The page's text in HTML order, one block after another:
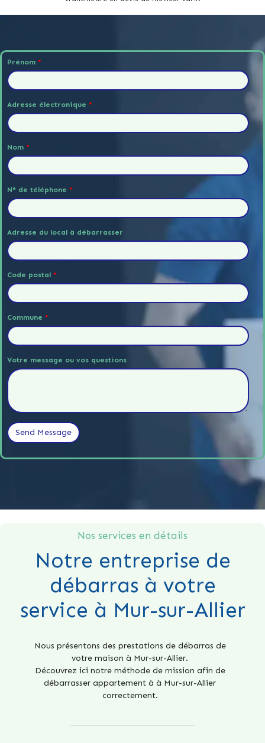
Prénom *
Adresse électronique *
Nom *
N° de téléphone *
Adresse du local à débarrasser
Code postal *
Commune *
Votre message ou vos questions
Nos services en détails
Notre entreprise de
débarras à votre
service à Mur-sur-Allier
Nous présentons des prestations de débarras de
votre maison à Mur-sur-Allier.
Découvrez ici notre méthode de mission afin de
débarrasser appartement à à Mur-sur-Allier
correctement.